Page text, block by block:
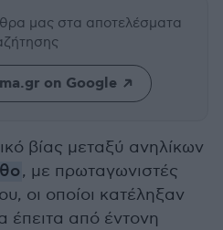
μας στα αποτελέσματα
on Google
βίας μεταξύ ανηλίκων
, με πρωταγωνιστές
οι οποίοι κατέληξαν
έπειτα από έντονη